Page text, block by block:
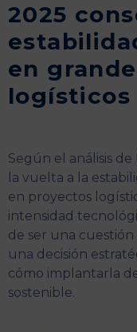
2025
en
logísticos
Según el análisis
la vuelta a la
en proyectos
intensidad
de ser una
una decisión
cómo implantarla
sostenible.